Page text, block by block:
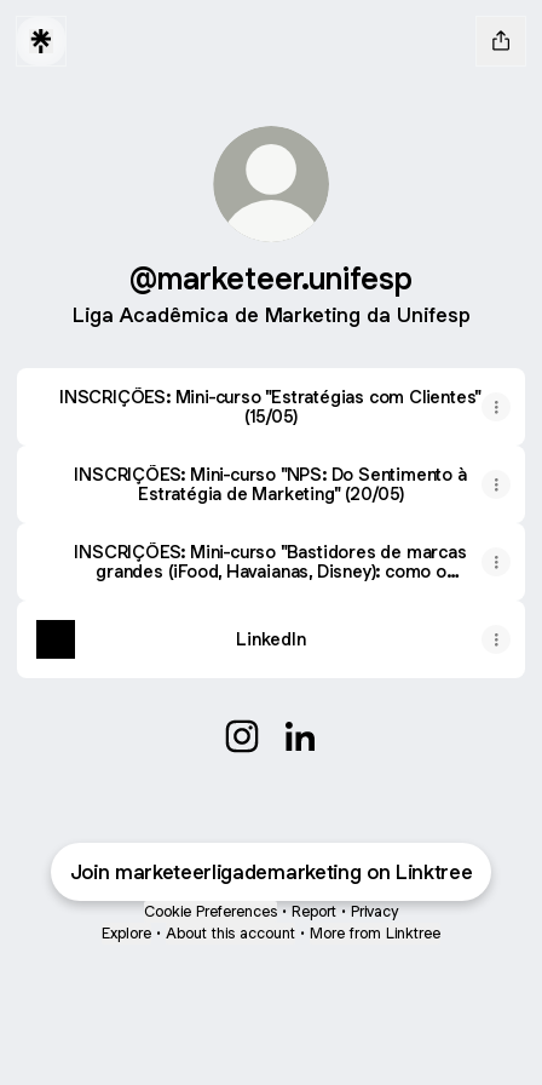
@marketeer.unifesp
Liga Acadêmica de Marketing da Unifesp
INSCRIÇÕES: Mini-curso "Estratégias com Clientes"
(15/05)
INSCRIÇÕES: Mini-curso "NPS: Do Sentimento à
Estratégia de Marketing" (20/05)
INSCRIÇÕES: Mini-curso "Bastidores de marcas
grandes (iFood, Havaianas, Disney): como o
LinkedIn
Join marketeerligademarketing on Linktree
Cookie Preferences • Report • Privacy
Explore • About this account • More from Linktree